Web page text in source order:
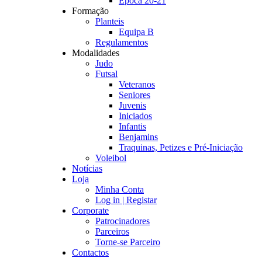
Formação
Planteis
Equipa B
Regulamentos
Modalidades
Judo
Futsal
Veteranos
Seniores
Juvenis
Iniciados
Infantis
Benjamins
Traquinas, Petizes e Pré-Iniciação
Voleibol
Notícias
Loja
Minha Conta
Log in | Registar
Corporate
Patrocinadores
Parceiros
Torne-se Parceiro
Contactos